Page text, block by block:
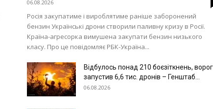
06.08.2026
Росія закупатиме і вироблятиме раніше заборонений
бензин Українські дрони створили паливну кризу в Росії.
Країна-агресорка вимушена закупати бензин низького
класу. Про це повідомляє РБК-Україна...
Відбулось понад 210 боєзіткнень, ворог
запустив 6,6 тис. дронів – Генштаб...
06.08.2026